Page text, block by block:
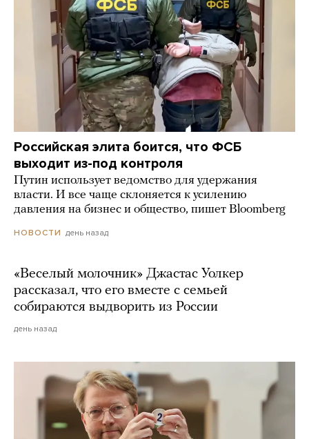
Российская элита боится, что ФСБ
выходит из-под контроля
Путин использует ведомство для удержания
власти. И все чаще склоняется к усилению
давления на бизнес и общество, пишет Bloomberg
НОВОСТИ день назад
«Веселый молочник» Джастас Уолкер
рассказал, что его вместе с семьей
собираются выдворить из России
день назад